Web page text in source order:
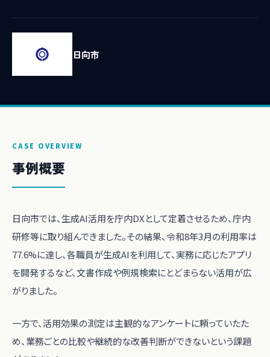
日向市
CASE OVERVIEW
事例概要
日向市では、生成AI活用を庁内DXとして定着させるため、庁内
研修等に取り組んできました。その結果、令和8年3月の利用率は
77.6%に達し、各職員が生成AIを利用して、実務に応じたアプリ
を開発するなど、文書作成や例規検索にとどまらない活用が広
がりました。
一方で、活用効果の測定は主観的なアンケートに頼っていたた
め、業務ごとの比較や継続的な改善判断ができないという課題